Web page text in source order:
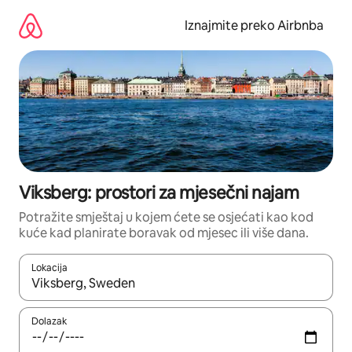
sadržaj
Iznajmite preko Airbnba
Viksberg: prostori za mjesečni najam
Potražite smještaj u kojem ćete se osjećati kao kod
kuće kad planirate boravak od mjesec ili više dana.
Lokacija
Kada budu dostupni rezultati, moći ćete ih pregledati
Dolazak